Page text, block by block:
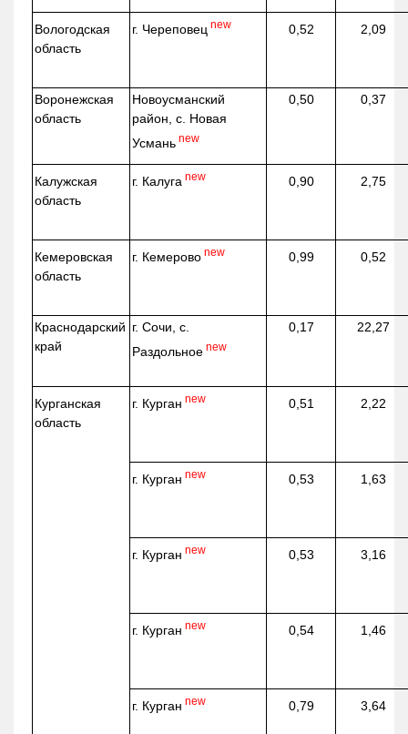
Вологодская
область
г. Череповец new 0,52 2,09
Воронежская
область
Новоусманский
район, с. Новая
Усмань new
0,50 0,37
Калужская
область
г. Калуга new 0,90 2,75
Кемеровская
область
г. Кемерово new 0,99 0,52
Краснодарский
край
г. Сочи, с.
Раздольное new
0,17 22,27
Курганская
область
г. Курган new 0,51 2,22
г. Курган new 0,53 1,63
г. Курган new 0,53 3,16
г. Курган new 0,54 1,46
г. Курган new 0,79 3,64